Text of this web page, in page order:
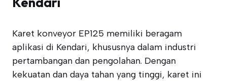
Karet konveyor EP125 memiliki beragam
aplikasi di Kendari, khususnya dalam industri
pertambangan dan pengolahan. Dengan
kekuatan dan daya tahan yang tinggi, karet ini